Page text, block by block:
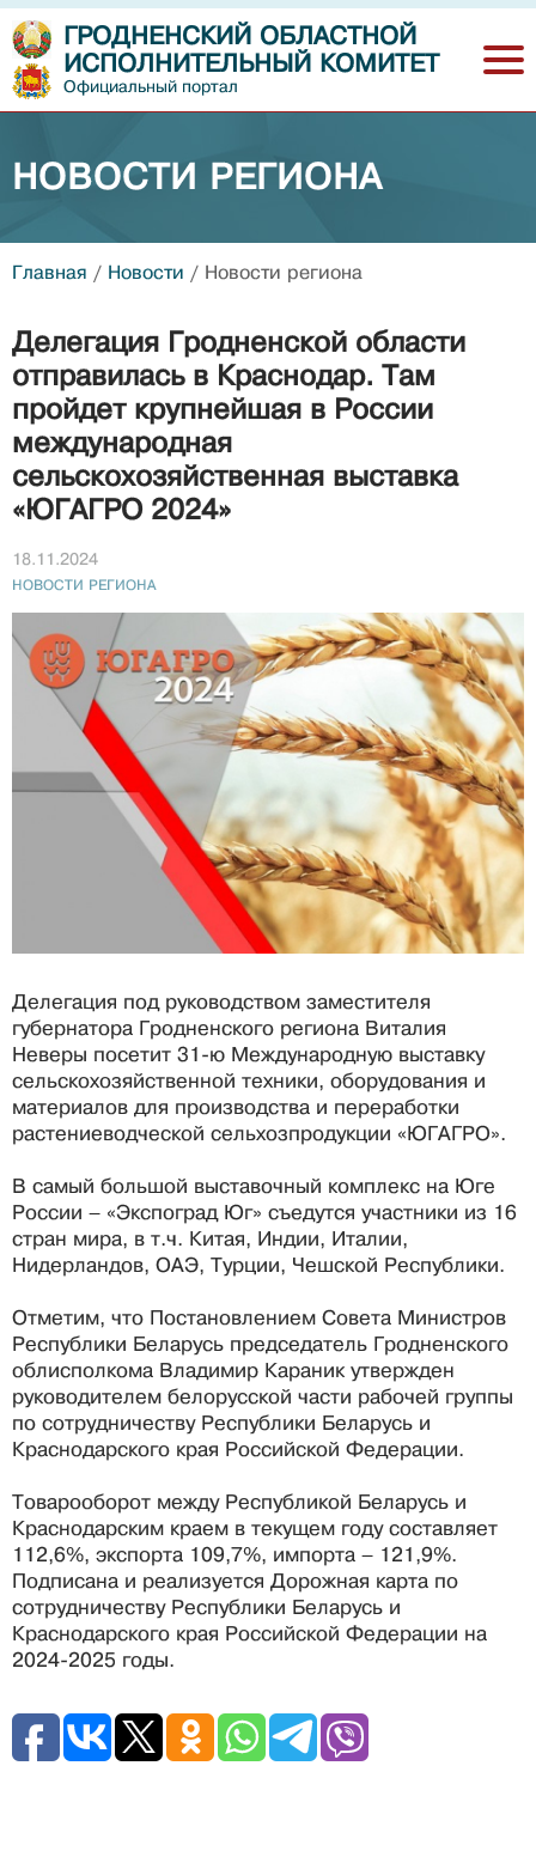
ГРОДНЕНСКИЙ ОБЛАСТНОЙ
ИСПОЛНИТЕЛЬНЫЙ КОМИТЕТ
Официальный портал
НОВОСТИ РЕГИОНА
Главная / Новости / Новости региона
Делегация Гродненской области
отправилась в Краснодар. Там
пройдет крупнейшая в России
международная
сельскохозяйственная выставка
«ЮГАГРО 2024»
18.11.2024
НОВОСТИ РЕГИОНА
Делегация под руководством заместителя
губернатора Гродненского региона Виталия
Неверы посетит 31-ю Международную выставку
сельскохозяйственной техники, оборудования и
материалов для производства и переработки
растениеводческой сельхозпродукции «ЮГАГРО».
В самый большой выставочный комплекс на Юге
России – «Экспоград Юг» съедутся участники из 16
стран мира, в т.ч. Китая, Индии, Италии,
Нидерландов, ОАЭ, Турции, Чешской Республики.
Отметим, что Постановлением Совета Министров
Республики Беларусь председатель Гродненского
облисполкома Владимир Караник утвержден
руководителем белорусской части рабочей группы
по сотрудничеству Республики Беларусь и
Краснодарского края Российской Федерации.
Товарооборот между Республикой Беларусь и
Краснодарским краем в текущем году составляет
112,6%, экспорта 109,7%, импорта – 121,9%.
Подписана и реализуется Дорожная карта по
сотрудничеству Республики Беларусь и
Краснодарского края Российской Федерации на
2024-2025 годы.